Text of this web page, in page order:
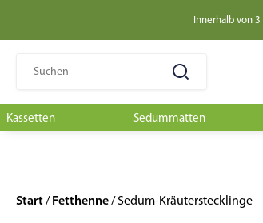
Innerhalb von
Suchen
Kassetten Sedummatten
Start/Fetthenne/ Sedum-Kräuterstecklinge